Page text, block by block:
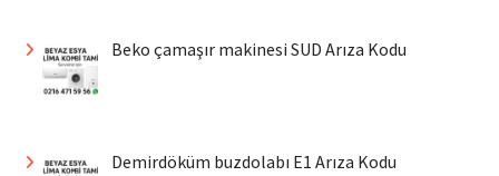
Beko çamaşır makinesi SUD Arıza Kodu
Demirdöküm buzdolabı E1 Arıza Kodu